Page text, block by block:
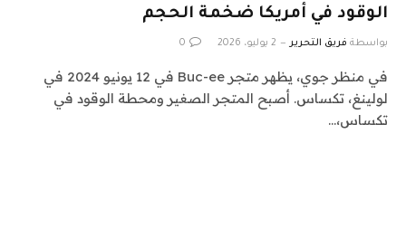
الوقود في أمريكا ضخمة الحجم
بواسطة فريق التحرير 2 يوليو، 2026 0
في منظر جوي، يظهر متجر Buc-ee في 12 يونيو 2024 في
لولينغ، تكساس. أصبح المتجر الصغير ومحطة الوقود في
تكساس،…